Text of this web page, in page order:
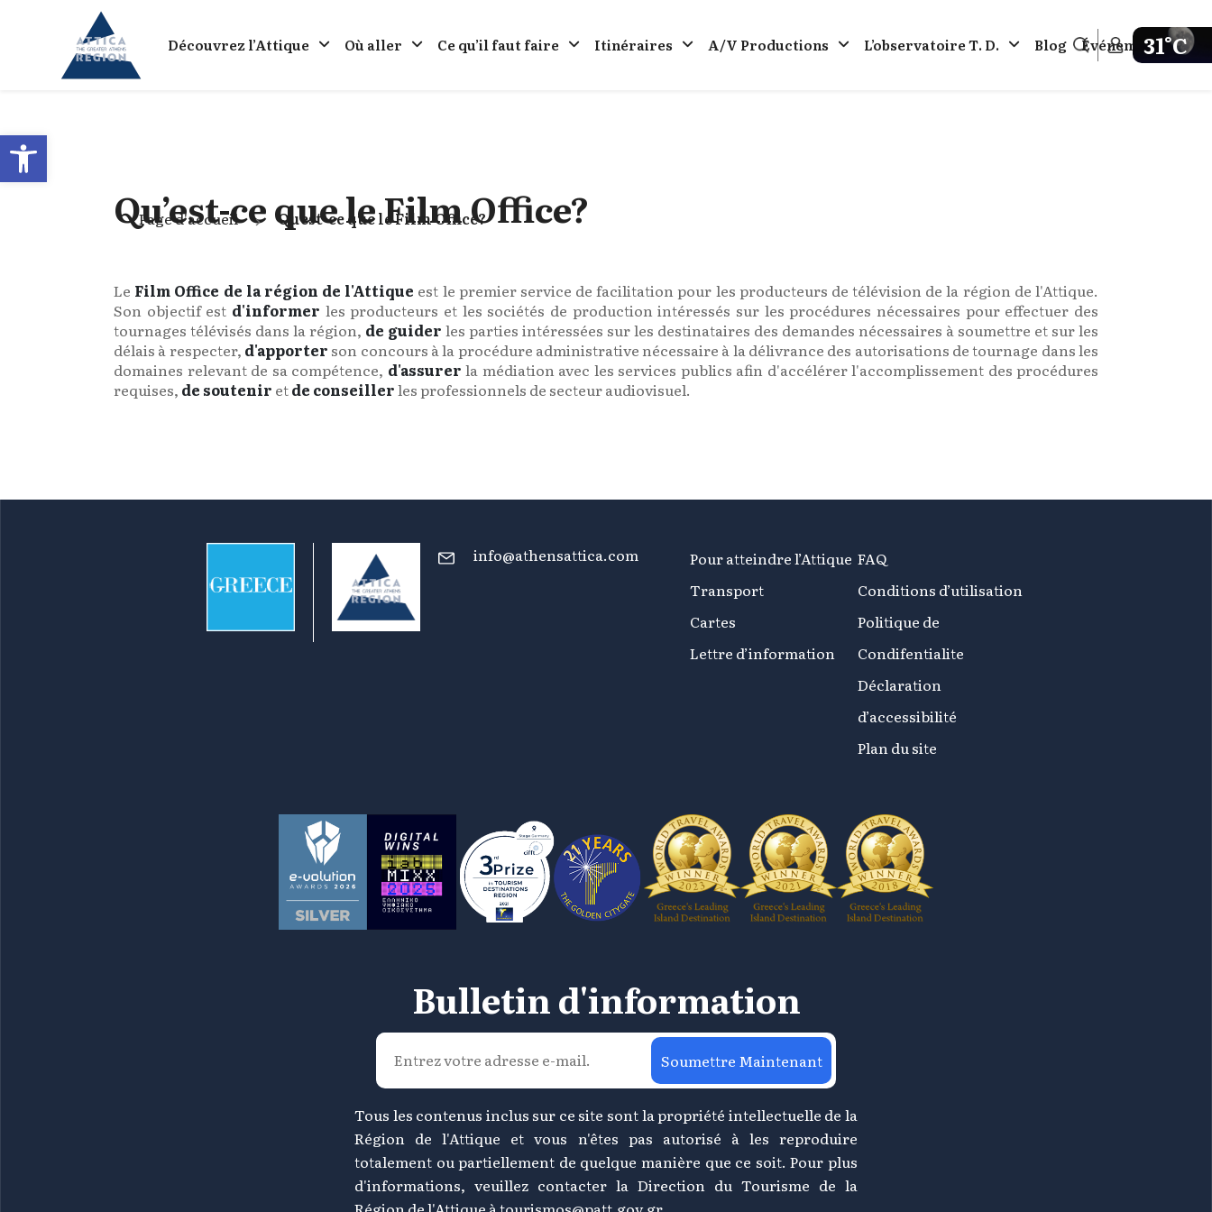
Open toolbar
Go to home
Découvrez l’Attique Où aller Ce qu’il faut faire Itinéraires A/V Productions L’observatoire Τ. D. Blog Événements
31°C
Get
Page d'accueil Qu’est-ce que le Film Office?
Qu’est-ce que le Film Office?
Le Film Office de la région de l'Attique est le premier service de facilitation pour les producteurs de télévision de la région de l'Attique.
Son objectif est d'informer les producteurs et les sociétés de production intéressés sur les procédures nécessaires pour effectuer des
tournages télévisés dans la région, de guider les parties intéressées sur les destinataires des demandes nécessaires à soumettre et sur les
délais à respecter, d'apporter son concours à la procédure administrative nécessaire à la délivrance des autorisations de tournage dans les
domaines relevant de sa compétence, d'assurer la médiation avec les services publics afin d'accélérer l'accomplissement des procédures
requises, de soutenir etde conseillerles professionnels de secteur audiovisuel.
info@athensattica.com
Pour atteindre l’Attique
Transport
Cartes
Lettre d’information
FAQ
Conditions d’utilisation
Politique de
Condifentialite
Déclaration
d’accessibilité
Plan du site
Bulletin d'information
Soumettre Maintenant
Tous les contenus inclus sur ce site sont la propriété intellectuelle de la
Région de l'Attique et vous n'êtes pas autorisé à les reproduire
totalement ou partiellement de quelque manière que ce soit. Pour plus
d'informations, veuillez contacter la Direction du Tourisme de la